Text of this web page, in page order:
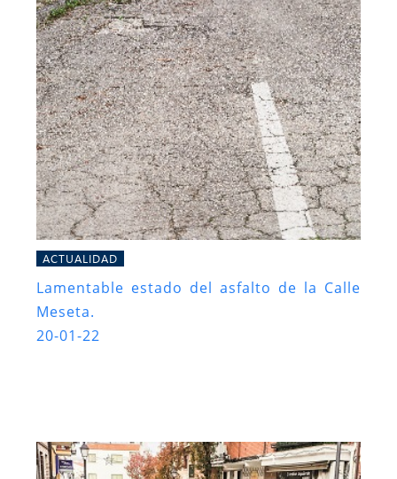
ACTUALIDAD
Lamentable estado del asfalto de la Calle
Meseta.
20-01-22